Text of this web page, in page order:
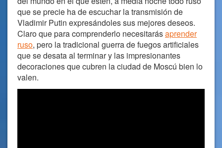
que se precie ha de escuchar la transmisión de
Vladimir Putin expresándoles sus mejores deseos.
Claro que para comprenderlo necesitarásaprender
ruso, pero la tradicional guerra de fuegos artificiales
que se desata al terminar y las impresionantes
decoraciones que cubren la ciudad de Moscú bien lo
valen.